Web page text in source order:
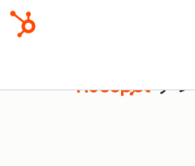
ナ